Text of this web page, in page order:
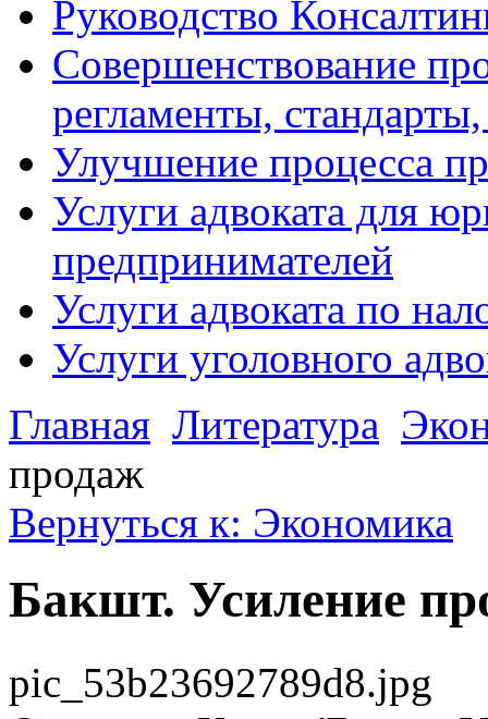
Руководство
Совершенствование
регламенты,
Улучшение процесса
Услуги адвоката для
предпринимателей
Услуги адвоката по
Услуги уголовного
Главная Литература
продаж
Вернуться к: Экономика
Бакшт. Усиление
pic_53b23692789d8.jpg